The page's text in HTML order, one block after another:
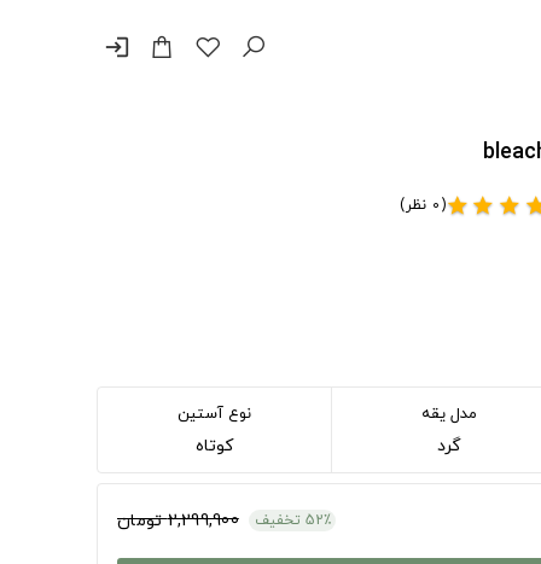
login
star
star
star(0 نظر)
مدل یقه
گرد
نوع آستین
کوتاه
52٪ تخفیف 2,299,900 تومان